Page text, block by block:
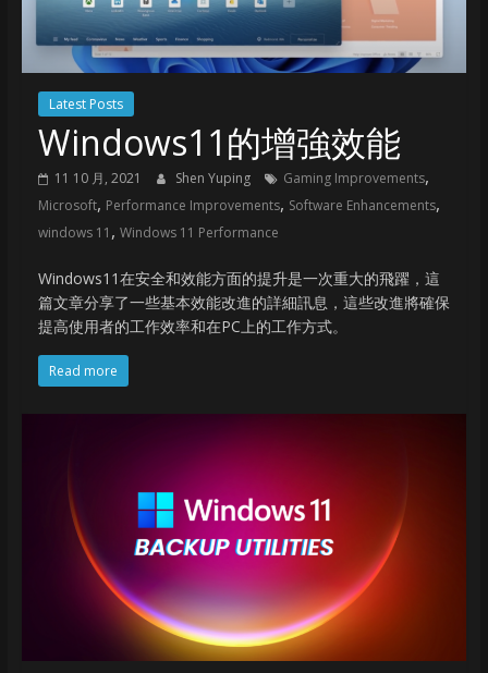
Latest Posts
Windows11的增強效能
11 10 月, 2021 Shen Yuping Gaming Improvements,
Microsoft, Performance Improvements, Software Enhancements,
windows 11 , Windows 11 Performance
Windows11在安全和效能方面的提升是一次重大的飛躍，這
篇文章分享了一些基本效能改進的詳細訊息，這些改進將確保
提高使用者的工作效率和在PC上的工作方式。
Read more